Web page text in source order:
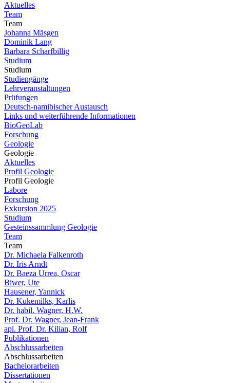
Aktuelles
Team
Team
Johanna Mäsgen
Dominik Lang
Barbara Scharfbillig
Studium
Studium
Studiengänge
Lehrveranstaltungen
Prüfungen
Deutsch-namibischer Austausch
Links und weiterführende Informationen
BioGeoLab
Forschung
Geologie
Geologie
Aktuelles
Profil Geologie
Profil Geologie
Labore
Forschung
Exkursion 2025
Studium
Gesteinssammlung Geologie
Team
Team
Dr. Michaela Falkenroth
Dr. Iris Arndt
Dr. Baeza Urrea, Oscar
Biwer, Ute
Hausener, Yannick
Dr. Kukemilks, Karlis
Dr. habil. Wagner, H.W.
Prof. Dr. Wagner, Jean-Frank
apl. Prof. Dr. Kilian, Rolf
Publikationen
Abschlussarbeiten
Abschlussarbeiten
Bachelorarbeiten
Dissertationen